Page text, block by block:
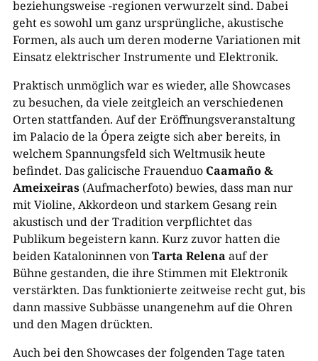
beziehungsweise -regionen verwurzelt sind. Dabei
geht es sowohl um ganz ursprüngliche, akustische
Formen, als auch um deren moderne Variationen mit
Einsatz elektrischer Instrumente und Elektronik.
Praktisch unmöglich war es wieder, alle Showcases
zu besuchen, da viele zeitgleich an verschiedenen
Orten stattfanden. Auf der Eröffnungsveranstaltung
im Palacio de la Ópera zeigte sich aber bereits, in
welchem Spannungsfeld sich Weltmusik heute
befindet. Das galicische Frauenduo Caamaño &
Ameixeiras (Aufmacherfoto) bewies, dass man nur
mit Violine, Akkordeon und starkem Gesang rein
akustisch und der Tradition verpflichtet das
Publikum begeistern kann. Kurz zuvor hatten die
beiden Kataloninnen vonTarta Relena auf der
Bühne gestanden, die ihre Stimmen mit Elektronik
verstärkten. Das funktionierte zeitweise recht gut, bis
dann massive Subbässe unangenehm auf die Ohren
und den Magen drückten.
Auch bei den Showcases der folgenden Tage taten